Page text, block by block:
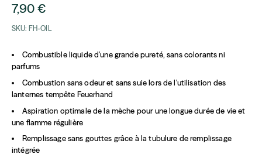
Prix de vente
7,90 €
SKU: FH-OIL
Combustible liquide d'une grande pureté, sans colorants ni
parfums
Combustion sans odeur et sans suie lors de l'utilisation des
lanternes tempête Feuerhand
Aspiration optimale de la mèche pour une longue durée de vie et
une flamme régulière
Remplissage sans gouttes grâce à la tubulure de remplissage
intégrée